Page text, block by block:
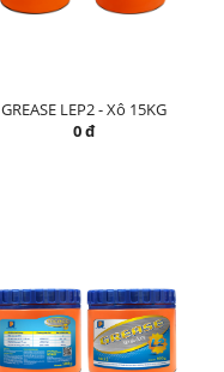
GREASE LEP2 - Xô 15KG
0 đ